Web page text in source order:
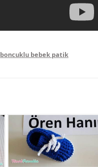
boncuklu bebek patik